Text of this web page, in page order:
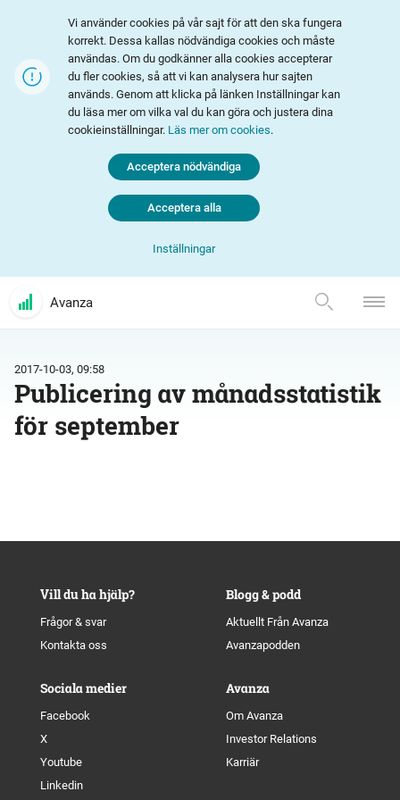
Vi använder cookies på vår sajt för att den ska fungera
korrekt. Dessa kallas nödvändiga cookies och måste
användas. Om du godkänner alla cookies accepterar
du fler cookies, så att vi kan analysera hur sajten
används. Genom att klicka på länken Inställningar kan
du läsa mer om vilka val du kan göra och justera dina
cookieinställningar. Läs mer om cookies.
Inställningar
Acceptera nödvändiga
Acceptera alla
Avanza
2017-10-03, 09:58
Publicering av månadsstatistik
för september
Vill du ha hjälp?
Frågor & svar
Kontakta oss
Blogg & podd
Aktuellt Från Avanza
Avanzapodden
Sociala medier
Facebook
X
Youtube
Linkedin
Avanza
Om Avanza
Investor Relations
Karriär